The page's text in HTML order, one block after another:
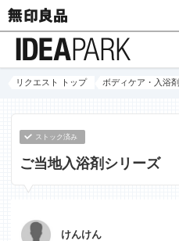
リクエスト トップ ボディケア・入浴剤
ストック済み
ご当地入浴剤シリーズ
けんけん